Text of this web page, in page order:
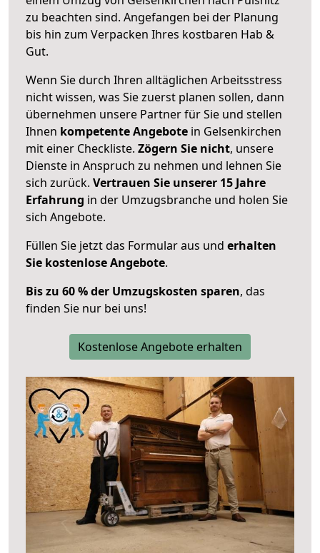
zu beachten sind. Angefangen bei der Planung
bis hin zum Verpacken Ihres kostbaren Hab &
Gut.
Wenn Sie durch Ihren alltäglichen Arbeitsstress
nicht wissen, was Sie zuerst planen sollen, dann
übernehmen unsere Partner für Sie und stellen
Ihnen kompetente Angebote in Gelsenkirchen
mit einer Checkliste. Zögern Sie nicht, unsere
Dienste in Anspruch zu nehmen und lehnen Sie
sich zurück. Vertrauen Sie unserer 15 Jahre
Erfahrung in der Umzugsbranche und holen Sie
sich Angebote.
Füllen Sie jetzt das Formular aus und erhalten
Sie kostenlose Angebote.
Bis zu 60 % der Umzugskosten sparen, das
finden Sie nur bei uns!
Kostenlose Angebote erhalten